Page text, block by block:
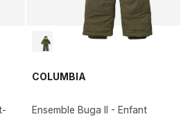
COLUMBIA
Ensemble Buga II - Enfant